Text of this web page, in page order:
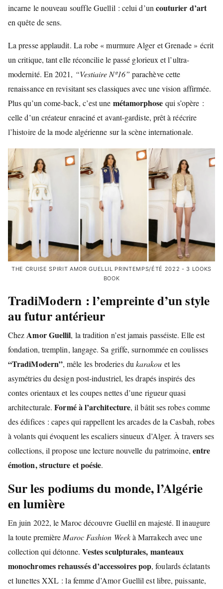
incarne le nouveau souffle Guellil : celui d’uncouturier d’art
en quête de sens.
La presse applaudit. La robe « murmure Alger et Grenade » écrit
un critique, tant elle réconcilie le passé glorieux et l’ultra-
modernité. En 2021, “Vestiaire Nº16” parachève cette
renaissance en revisitant ses classiques avec une vision affirmée.
Plus qu’un come-back, c’est une métamorphose qui s’opère :
celle d’un créateur enraciné et avant-gardiste, prêt à réécrire
l’histoire de la mode algérienne sur la scène internationale.
THE CRUISE SPIRIT AMOR GUELLIL PRINTEMPS/ÉTÉ 2022 - 3 LOOKS
BOOK
TradiModern : l’empreinte d’un style
au futur antérieur
ChezAmor Guellil, la tradition n’est jamais passéiste. Elle est
fondation, tremplin, langage. Sa griffe, surnommée en coulisses
“TradiModern”, mêle les broderies dukarakou et les
asymétries du design post-industriel, les drapés inspirés des
contes orientaux et les coupes nettes d’une rigueur quasi
architecturale.Formé à l’architecture, il bâtit ses robes comme
des édifices : capes qui rappellent les arcades de la Casbah, robes
à volants qui évoquent les escaliers sinueux d’Alger. À travers ses
collections, il propose une lecture nouvelle du patrimoine, entre
émotion, structure et poésie.
Sur les podiums du monde, l’Algérie
en lumière
En juin 2022, le Maroc découvre Guellil en majesté. Il inaugure
la toute première Maroc Fashion Weekà Marrakech avec une
collection qui détonne. Vestes sculpturales, manteaux
monochromes rehaussés d’accessoires pop, foulards éclatants
et lunettes XXL : la femme d’Amor Guellil est libre, puissante,